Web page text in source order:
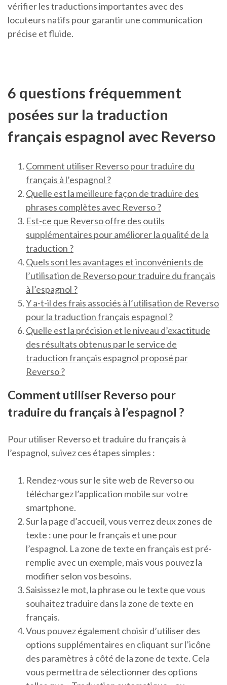
vérifier les traductions importantes avec des
locuteurs natifs pour garantir une communication
précise et fluide.
6 questions fréquemment
posées sur la traduction
français espagnol avec Reverso
Comment utiliser Reverso pour traduire du
français à l’espagnol ?
Quelle est la meilleure façon de traduire des
phrases complètes avec Reverso ?
Est-ce que Reverso offre des outils
supplémentaires pour améliorer la qualité de la
traduction ?
Quels sont les avantages et inconvénients de
l’utilisation de Reverso pour traduire du français
à l’espagnol ?
Y a-t-il des frais associés à l’utilisation de Reverso
pour la traduction français espagnol ?
Quelle est la précision et le niveau d’exactitude
des résultats obtenus par le service de
traduction français espagnol proposé par
Reverso ?
Comment utiliser Reverso pour
traduire du français à l’espagnol ?
Pour utiliser Reverso et traduire du français à
l’espagnol, suivez ces étapes simples :
Rendez-vous sur le site web de Reverso ou
téléchargez l’application mobile sur votre
smartphone.
Sur la page d’accueil, vous verrez deux zones de
texte : une pour le français et une pour
l’espagnol. La zone de texte en français est pré-
remplie avec un exemple, mais vous pouvez la
modifier selon vos besoins.
Saisissez le mot, la phrase ou le texte que vous
souhaitez traduire dans la zone de texte en
français.
Vous pouvez également choisir d’utiliser des
options supplémentaires en cliquant sur l’icône
des paramètres à côté de la zone de texte. Cela
vous permettra de sélectionner des options